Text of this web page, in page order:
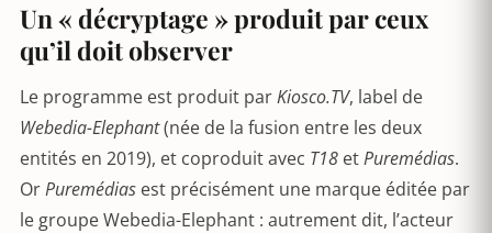
Un « décryptage » produit par ceux
qu’il doit observer
Le programme est produit parKiosco.TV, label de
Webedia-Elephant(née de la fusion entre les deux
entités en 2019), et coproduit avec T18 etPuremédias.
OrPuremédias est précisément une marque éditée par
le groupe Webedia-Elephant : autrement dit, l’acteur